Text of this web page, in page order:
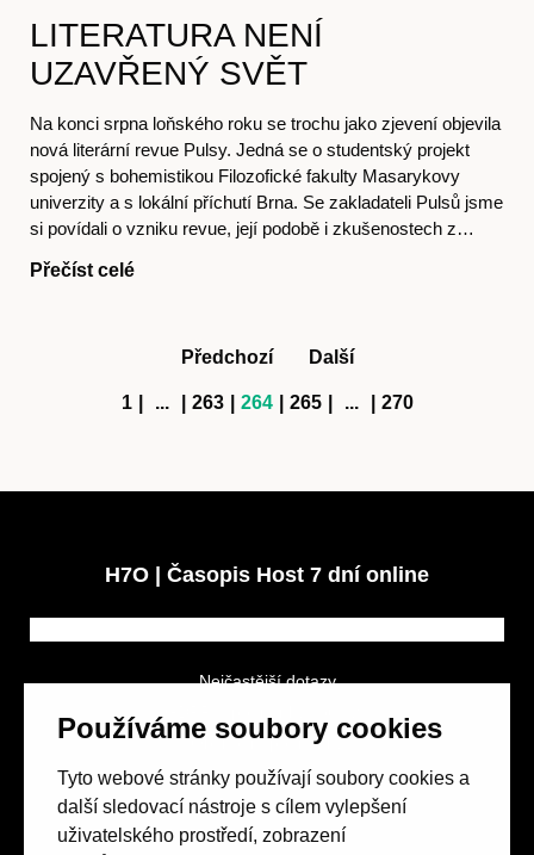
Používáme soubory cookies
Tyto webové stránky používají soubory cookies a
další sledovací nástroje s cílem vylepšení
uživatelského prostředí, zobrazení
LITERATURA NENÍ
UZAVŘENÝ SVĚT
Na konci srpna loňského roku se trochu jako zjevení objevila
nová literární revue Pulsy. Jedná se o studentský projekt
spojený s bohemistikou Filozofické fakulty Masarykovy
univerzity a s lokální příchutí Brna. Se zakladateli Pulsů jsme
si povídali o vzniku revue, její podobě i zkušenostech z…
Přečíst celé
Předchozí Další
1 ... 263 264 265 ... 270
H7O | Časopis Host 7 dní online
Nejčastější dotazy
Obchodní podmínky